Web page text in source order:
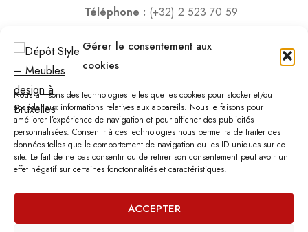
Gérer le consentement aux
cookies
Nous utilisons des technologies telles que les cookies pour stocker et/ou
accéder aux informations relatives aux appareils. Nous le faisons pour
améliorer l’expérience de navigation et pour afficher des publicités
personnalisées. Consentir à ces technologies nous permettra de traiter des
données telles que le comportement de navigation ou les ID uniques sur ce
site. Le fait de ne pas consentir ou de retirer son consentement peut avoir un
effet négatif sur certaines fonctonnalités et caractéristiques.
ACCEPTER
Téléphone : (+32) 2 523 70 59
Adresse : Rue des Deux Gares 6, 1070 Bruxelles
Lundi – Samedi :10:00 – 18:30
Vendredi :10:00-13:00 – 15:00 -18:30
Dimanche :12:00-18:00
Nous sommes fermés les jours fériés.